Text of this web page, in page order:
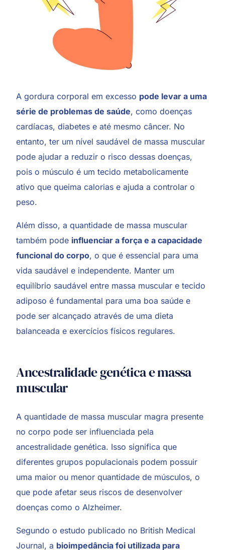
A gordura corporal em excesso pode levar a uma
série de problemas de saúde, como doenças
cardíacas, diabetes e até mesmo câncer. No
entanto, ter um nível saudável de massa muscular
pode ajudar a reduzir o risco dessas doenças,
pois o músculo é um tecido metabolicamente
ativo que queima calorias e ajuda a controlar o
peso.
Além disso, a quantidade de massa muscular
também pode influenciar a força e a capacidade
funcional do corpo, o que é essencial para uma
vida saudável e independente. Manter um
equilíbrio saudável entre massa muscular e tecido
adiposo é fundamental para uma boa saúde e
pode ser alcançado através de uma dieta
balanceada e exercícios físicos regulares.
Ancestralidade genética e massa
muscular
A quantidade de massa muscular magra presente
no corpo pode ser influenciada pela
ancestralidade genética. Isso significa que
diferentes grupos populacionais podem possuir
uma maior ou menor quantidade de músculos, o
que pode afetar seus riscos de desenvolver
doenças como o Alzheimer.
Segundo o estudo publicado no British Medical
Journal, a bioimpedância foi utilizada para